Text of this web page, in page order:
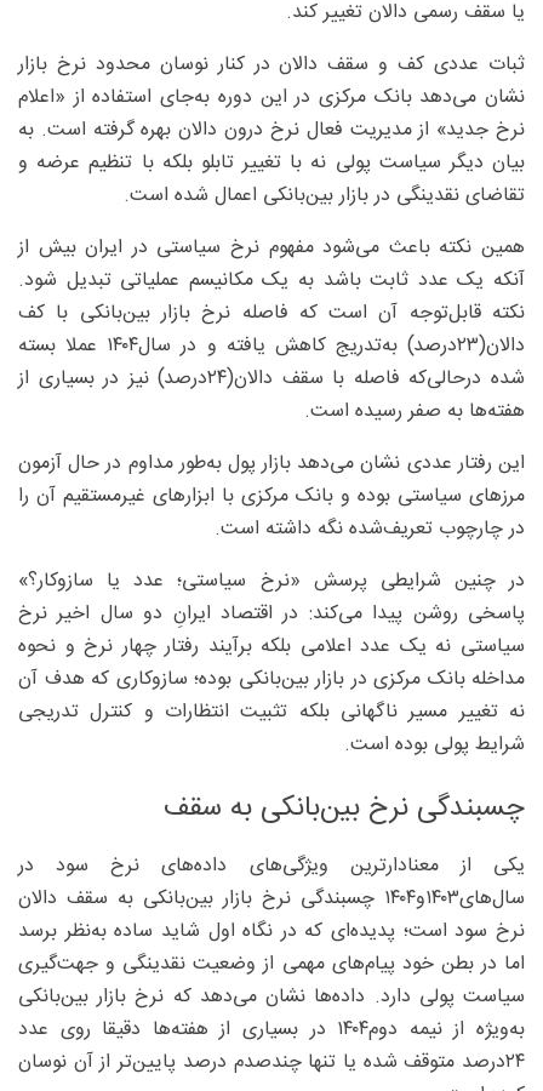
یا سقف رسمی دالان تغییر کند.
ثبات عددی کف و سقف دالان در کنار نوسان محدود نرخ بازار
نشان می‌دهد بانک مرکزی در این دوره به‌جای استفاده از «اعلام
نرخ جدید» از مدیریت فعال نرخ درون دالان بهره گرفته است. به
بیان دیگر سیاست پولی نه با تغییر تابلو بلکه با تنظیم عرضه و
تقاضای نقدینگی در بازار بین‌بانکی اعمال شده است.
همین نکته باعث می‌شود مفهوم نرخ سیاستی در ایران بیش از
آنکه یک عدد ثابت باشد به یک مکانیسم عملیاتی تبدیل شود.
نکته قابل‌توجه آن است که فاصله نرخ بازار بین‌بانکی با کف
دالان(۲۳‌درصد) به‌تدریج کاهش یافته و در سال‌۱۴۰۴ عملا بسته
شده درحالی‌که فاصله با سقف دالان(۲۴درصد) نیز در بسیاری از
هفته‌ها به صفر رسیده است.
این رفتار عددی نشان می‌دهد بازار پول به‌طور مداوم در حال آزمون
مرزهای سیاستی بوده و بانک مرکزی با ابزارهای غیرمستقیم آن را
در چارچوب تعریف‌شده نگه داشته است.
در چنین شرایطی پرسش «نرخ سیاستی؛ عدد یا سازوکار؟»
پاسخی روشن پیدا می‌کند: در اقتصاد ایرانِ دو سال اخیر نرخ
سیاستی نه یک عدد اعلامی بلکه برآیند رفتار چهار نرخ و نحوه
مداخله بانک مرکزی در بازار بین‌بانکی بوده؛ سازوکاری که هدف آن
نه تغییر مسیر ناگهانی بلکه تثبیت انتظارات و کنترل تدریجی
شرایط پولی بوده است.
چسبندگی نرخ بین‌بانکی به سقف
یکی از معنادارترین ویژگی‌های داده‌های نرخ سود در
سال‌های۱۴۰۳و۱۴۰۴ چسبندگی نرخ بازار بین‌بانکی به سقف دالان
نرخ سود است؛ پدیده‌ای که در نگاه اول شاید ساده به‌نظر برسد
اما در بطن خود پیام‌های مهمی از وضعیت نقدینگی و جهت‌گیری
سیاست پولی دارد. داده‌ها نشان می‌دهد که نرخ بازار بین‌بانکی
به‌ویژه از نیمه دوم‌۱۴۰۴ در بسیاری از هفته‌ها دقیقا روی عدد
۲۴‌درصد متوقف شده یا تنها چندصدم درصد پایین‌تر از آن نوسان